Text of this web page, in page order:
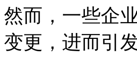
然而，一些企
变更，进而引